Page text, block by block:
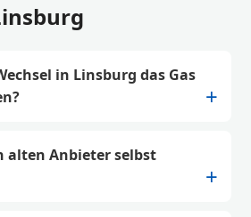
in Linsburg das Gas
alten Anbieter selbst